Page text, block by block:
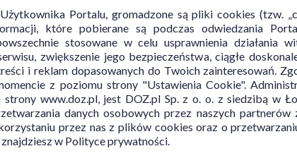
Portalu, gromadzone są pliki cookies (tzw.
które pobierane są podczas odwiedzania
stosowane w celu usprawnienia działania
zwiększenie jego bezpieczeństwa, ciągłe
i reklam dopasowanych do Twoich zainteresowań.
z poziomu strony "Ustawienia Cookie".
www.doz.pl, jest DOZ.pl Sp. z o. o. z siedzibą w
danych osobowych przez naszych
przez nas z plików cookies oraz o
w Polityce prywatności.